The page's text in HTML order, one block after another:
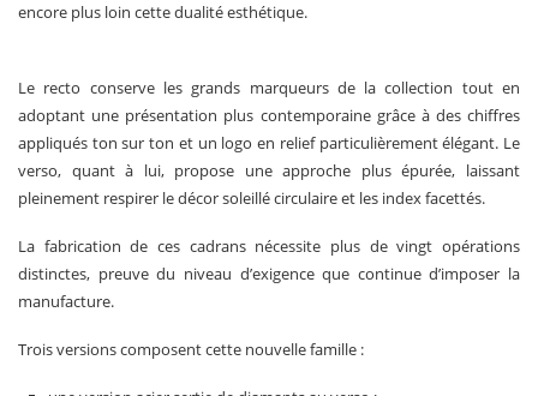
encore plus loin cette dualité esthétique.
Le recto conserve les grands marqueurs de la collection tout en
adoptant une présentation plus contemporaine grâce à des chiffres
appliqués ton sur ton et un logo en relief particulièrement élégant. Le
verso, quant à lui, propose une approche plus épurée, laissant
pleinement respirer le décor soleillé circulaire et les index facettés.
La fabrication de ces cadrans nécessite plus de vingt opérations
distinctes, preuve du niveau d’exigence que continue d’imposer la
manufacture.
Trois versions composent cette nouvelle famille :